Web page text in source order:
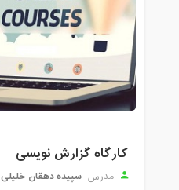
کارگاه گزارش نویسی
مدرس: سپیده دهقان خلیلی